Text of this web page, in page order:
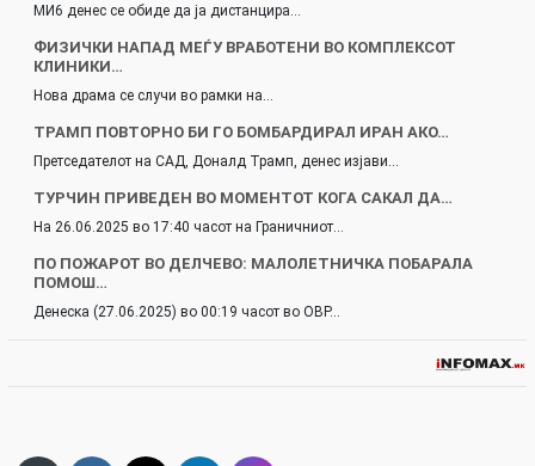
МИ6 денес се обиде да ја дистанцира…
ФИЗИЧКИ НАПАД МЕЃУ ВРАБОТЕНИ ВО КОМПЛЕКСОТ
КЛИНИКИ…
Нова драма се случи во рамки на…
ТРАМП ПОВТОРНО БИ ГО БОМБАРДИРАЛ ИРАН АКО…
Претседателот на САД, Доналд Трамп, денес изјави…
ТУРЧИН ПРИВЕДЕН ВО МОМЕНТОТ КОГА САКАЛ ДА…
На 26.06.2025 во 17:40 часот на Граничниот…
ПО ПОЖАРОТ ВО ДЕЛЧЕВО: МАЛОЛЕТНИЧКА ПОБАРАЛА
ПОМОШ…
Денеска (27.06.2025) во 00:19 часот во ОВР…